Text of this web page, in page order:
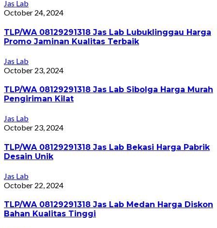
Jas Lab
October 24, 2024
TLP/WA 08129291318 Jas Lab Lubuklinggau Harga
Promo Jaminan Kualitas Terbaik
Jas Lab
October 23, 2024
TLP/WA 08129291318 Jas Lab Sibolga Harga Murah
Pengiriman Kilat
Jas Lab
October 23, 2024
TLP/WA 08129291318 Jas Lab Bekasi Harga Pabrik
Desain Unik
Jas Lab
October 22, 2024
TLP/WA 08129291318 Jas Lab Medan Harga Diskon
Bahan Kualitas Tinggi